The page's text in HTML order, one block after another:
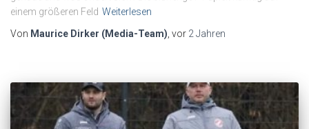
einem größeren Feld Weiterlesen
Von Maurice Dirker (Media-Team) , vor 2 Jahren